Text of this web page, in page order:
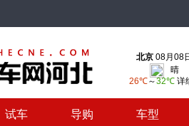
试车 导购 车型